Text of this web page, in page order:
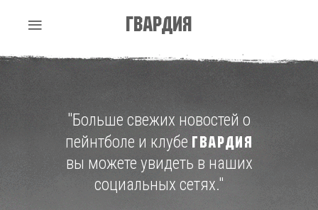
Гвардия
"Больше свежих новостей о
пейнтболе и клубе
ГВАРДИЯ
вы можете увидеть в наших
социальных сетях."